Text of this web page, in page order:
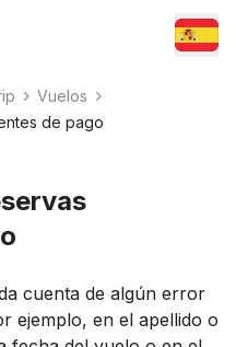
Vuelos
de pago
cuenta de algún error
ejemplo, en el apellido o